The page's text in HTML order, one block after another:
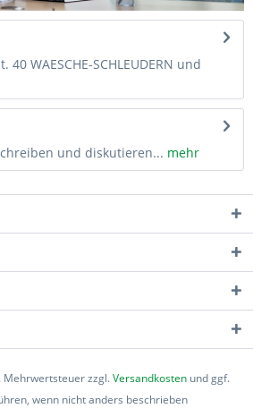
WAESCHE-SCHLEUDERN und
und diskutieren... mehr
Mehrwertsteuer zzgl.Versandkosten und ggf.
wenn nicht anders beschrieben